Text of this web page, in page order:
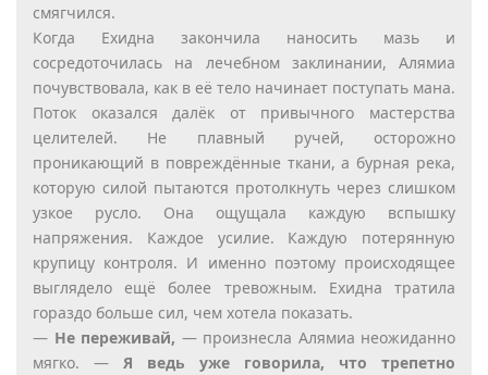
смягчился.
Когда Ехидна закончила наносить мазь и
сосредоточилась на лечебном заклинании, Алямиа
почувствовала, как в её тело начинает поступать мана.
Поток оказался далёк от привычного мастерства
целителей. Не плавный ручей, осторожно
проникающий в повреждённые ткани, а бурная река,
которую силой пытаются протолкнуть через слишком
узкое русло. Она ощущала каждую вспышку
напряжения. Каждое усилие. Каждую потерянную
крупицу контроля. И именно поэтому происходящее
выглядело ещё более тревожным. Ехидна тратила
гораздо больше сил, чем хотела показать.
— Не переживай, — произнесла Алямиа неожиданно
мягко. — Я ведь уже говорила, что трепетно